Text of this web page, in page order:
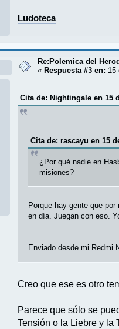
Ludoteca
Re:Polemica del
« Respuesta #3 en: 15
Cita de: Nightingale en 15
Cita de: rascayu en 15
¿Por qué nadie en
misiones?
Porque hay gente que
en día. Juegan con eso.
Enviado desde mi Redmi
Creo que ese es otro
Parece que sólo se
Tensión o la Liebre y la